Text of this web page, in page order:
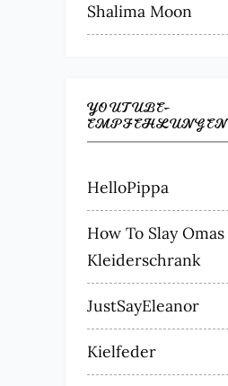
Shalima Moon
YOUTUBE-
EMPFEHLUNGEN
HelloPippa
How To Slay Omas
Kleiderschrank
JustSayEleanor
Kielfeder